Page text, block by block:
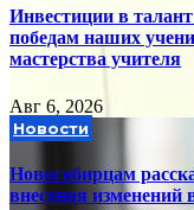
Инвестиции в
победам наших
мастерства учителя
Авг 6, 2026
Новости
Новосибирцам
внесения изменений